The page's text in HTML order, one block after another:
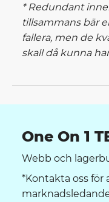
* Redundant
tillsammans bär
fallera, men de
skall då kunna
One On 1
Webb och
*Kontakta oss för